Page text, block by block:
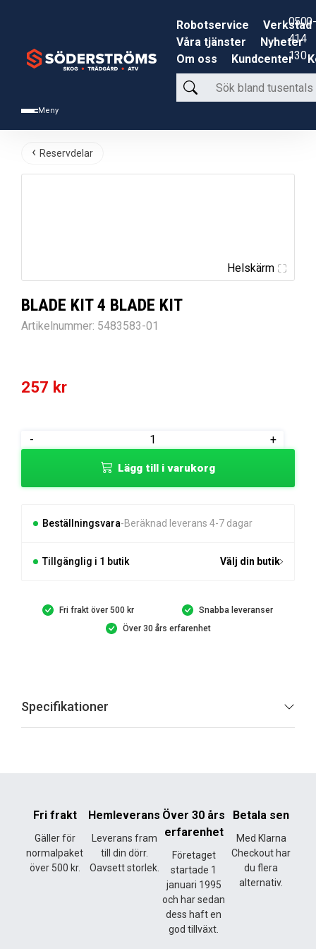
Meny
Robotservice
Verkstad
Våra tjänster
Nyheter
Om oss
Kundcenter
Sök
bland
produkter
0500-
414
130
Reservdelar
Helskärm
BLADE KIT 4 BLADE KIT
Artikelnummer: 5483583-01
257 kr
-
BLADE
BLADE
mängd
+
Lägg till i varukorg
Beställningsvara Beräknad leverans 4-7 dagar
Tillgänglig i 1 butik Välj din butik
Fri frakt över 500 kr
Snabba leveranser
Över 30 års erfarenhet
Specifikationer
Fri frakt
Gäller för
normalpaket
över 500 kr.
Hemleverans
Leverans fram
till din dörr.
Oavsett storlek.
Över 30 års
erfarenhet
Företaget
startade 1
januari 1995
och har sedan
dess haft en
god tillväxt.
Betala sen
Med Klarna
Checkout har
du flera
alternativ.